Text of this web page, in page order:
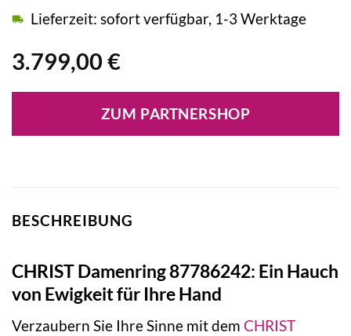
3.799,00 €
Lieferzeit: sofort verfügbar, 1-3 Werktage
ZUM PARTNERSHOP
BESCHREIBUNG
CHRIST Damenring 87786242: Ein Hauch
von Ewigkeit für Ihre Hand
Verzaubern Sie Ihre Sinne mit dem CHRIST